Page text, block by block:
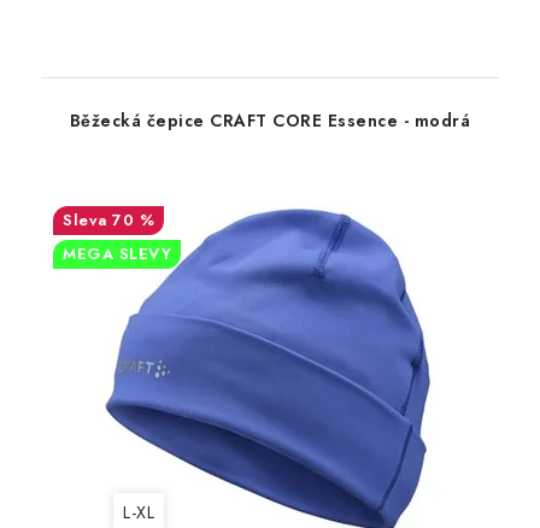
Běžecká čepice CRAFT CORE Essence - modrá
70 %
MEGA SLEVY
L-XL